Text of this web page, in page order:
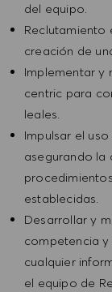
del equipo.
Reclutamiento
creación de
Implementar y
centric para
leales.
Impulsar el
asegurando la
establecidas.
Desarrollar y
competencia
cualquier
el equipo de